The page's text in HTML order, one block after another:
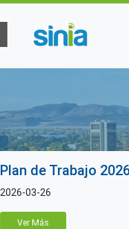
Plan de Trabajo
2026-03-26
Ver Más